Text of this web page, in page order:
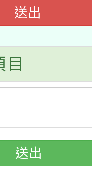
教學軟
申請許可
利署委託
辦理「
及節水達
(星期六
福系列
景藝術
送出
送出